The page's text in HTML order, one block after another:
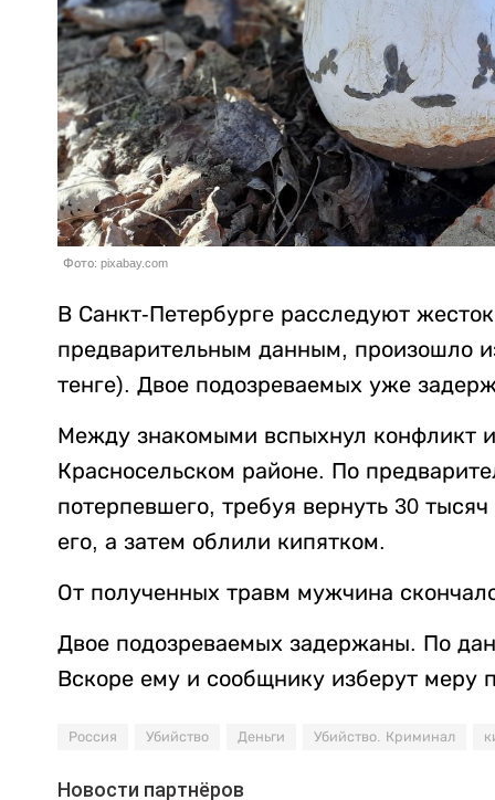
Фото: pixabay.com
В Санкт-Петербурге расследуют
предварительным данным, произошло
тенге). Двое подозреваемых уже
Между знакомыми вспыхнул конфликт
Красносельском районе. По
потерпевшего, требуя вернуть 30
его, а затем облили кипятком.
От полученных травм мужчина
Двое подозреваемых задержаны. По
Вскоре ему и сообщнику изберут меру
Россия Убийство Деньги Убийство. Криминал